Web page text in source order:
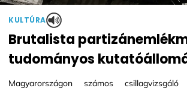
KULTÚRA
Brutalista
tudományos
Magyarországon számos